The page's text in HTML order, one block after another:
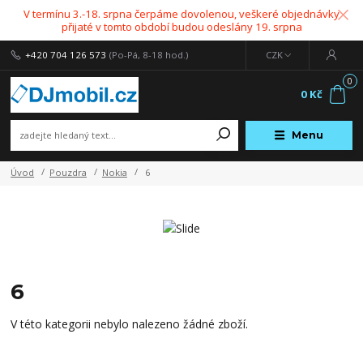
V termínu 3.-18. srpna čerpáme dovolenou, veškeré objednávky
přijaté v tomto období budou odeslány 19. srpna
Menu
CZK
+420 704 126 573 (Po-Pá, 8-18 hod.)
0
0 Kč
Úvod Pouzdra Nokia 6
6
V této kategorii nebylo nalezeno žádné zboží.